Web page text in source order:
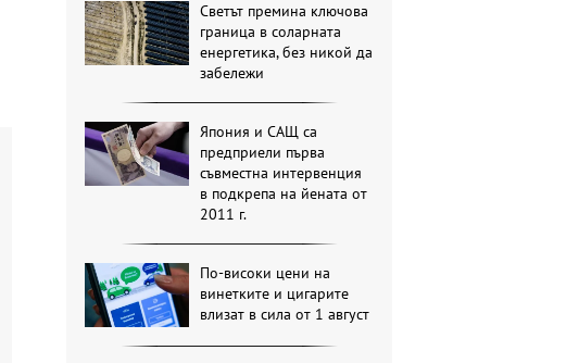
Светът премина ключова
граница в соларната
енергетика, без никой да
забележи
Япония и САЩ са
предприели първа
съвместна интервенция
в подкрепа на йената от
2011 г.
По-високи цени на
винетките и цигарите
влизат в сила от 1 август